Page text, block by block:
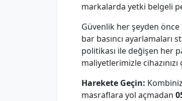
markalarda yetki belgeli
Güvenlik her şeyden
bar basıncı ayarlamaları
politikası ile değişen her
maliyetlerimizle
Harekete Geçin:
masraflara yol açmadan